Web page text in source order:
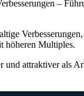
–
höheren Multiples.
attraktiver als